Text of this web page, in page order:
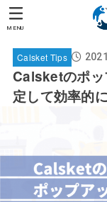
MENU
Calsket Tips
Calsketのポッ
定して効率的